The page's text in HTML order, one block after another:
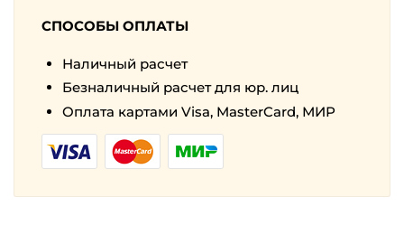
СПОСОБЫ ОПЛАТЫ
Наличный расчет
Безналичный расчет для юр. лиц
Оплата картами Visa, MasterCard, МИР